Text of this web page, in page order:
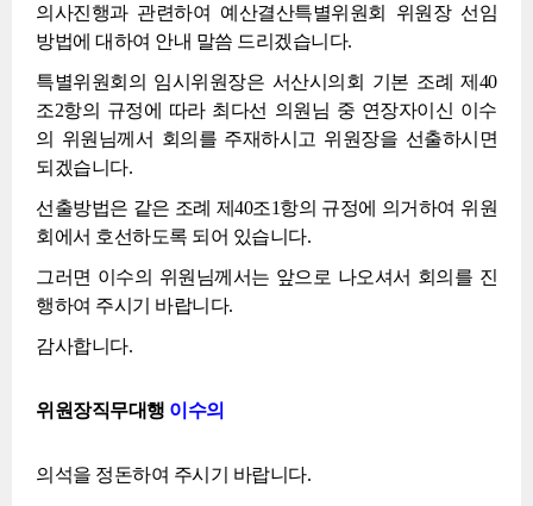
의사진행과 관련하여 예산결산특별위원회 위원장 선임
방법에 대하여 안내 말씀 드리겠습니다.
특별위원회의 임시위원장은 서산시의회 기본 조례 제40
조2항의 규정에 따라 최다선 의원님 중 연장자이신 이수
의 위원님께서 회의를 주재하시고 위원장을 선출하시면
되겠습니다.
선출방법은 같은 조례 제40조1항의 규정에 의거하여 위원
회에서 호선하도록 되어 있습니다.
그러면 이수의 위원님께서는 앞으로 나오셔서 회의를 진
행하여 주시기 바랍니다.
감사합니다.
위원장직무대행 이수의
의석을 정돈하여 주시기 바랍니다.